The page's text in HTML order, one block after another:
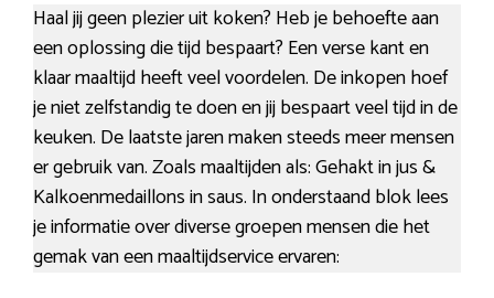
Haal jij geen plezier uit koken? Heb je behoefte aan
een oplossing die tijd bespaart? Een verse kant en
klaar maaltijd heeft veel voordelen. De inkopen hoef
je niet zelfstandig te doen en jij bespaart veel tijd in de
keuken. De laatste jaren maken steeds meer mensen
er gebruik van. Zoals maaltijden als: Gehakt in jus &
Kalkoenmedaillons in saus. In onderstaand blok lees
je informatie over diverse groepen mensen die het
gemak van een maaltijdservice ervaren: